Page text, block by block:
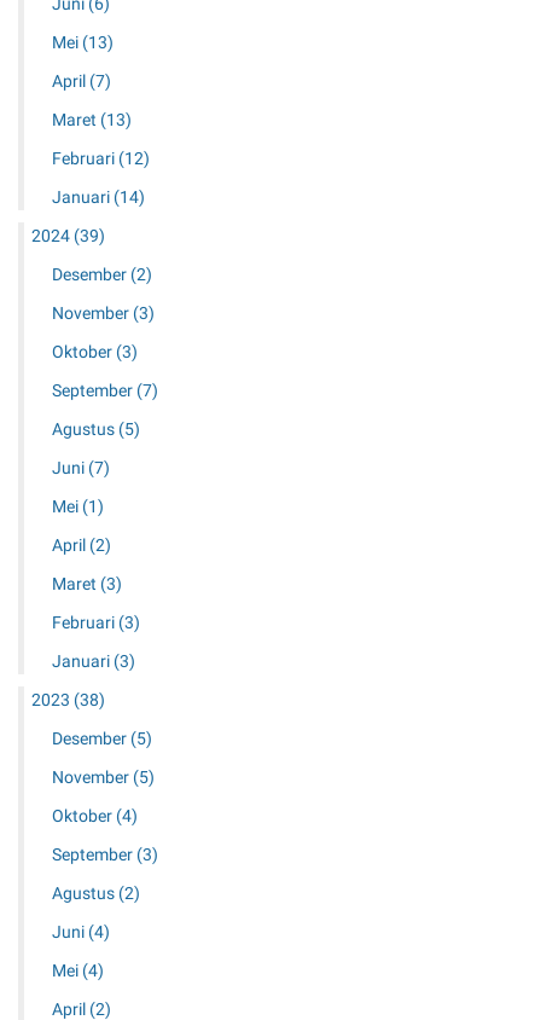
Mei (13)
April (7)
Maret (13)
Februari (12)
Januari (14)
2024 (39)
Desember (2)
November (3)
Oktober (3)
September (7)
Agustus (5)
Juni (7)
Mei (1)
April (2)
Maret (3)
Februari (3)
Januari (3)
2023 (38)
Desember (5)
November (5)
Oktober (4)
September (3)
Agustus (2)
Juni (4)
Mei (4)
April (2)